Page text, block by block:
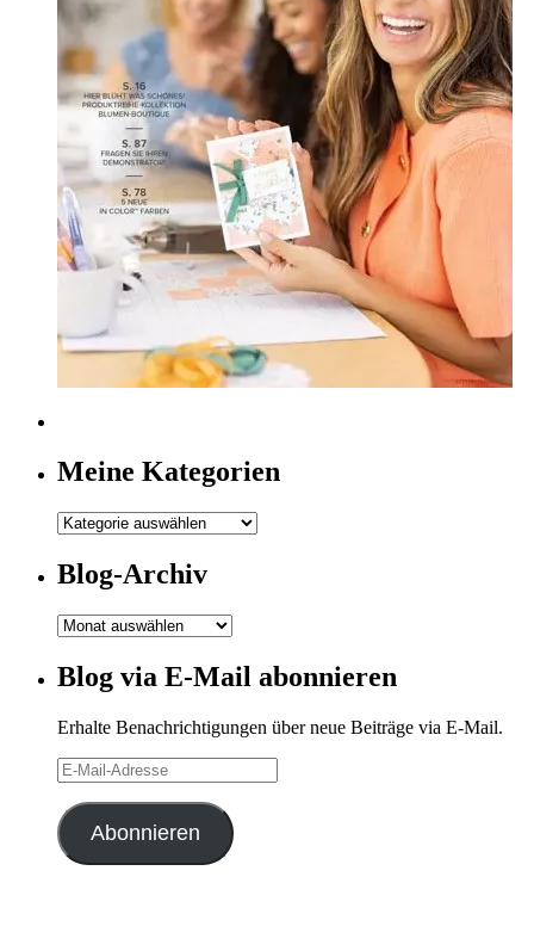
Meine Kategorien
Meine
Blog-Archiv
Blog-
Blog via E-Mail abonnieren
Erhalte Benachrichtigungen über neue Beiträge via E-Mail.
E-
Mail-
Adresse
Abonnieren